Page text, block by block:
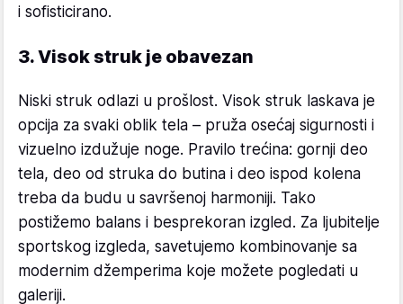
i sofisticirano.
3. Visok struk je obavezan
Niski struk odlazi u prošlost. Visok struk laskava je
opcija za svaki oblik tela – pruža osećaj sigurnosti i
vizuelno izdužuje noge. Pravilo trećina: gornji deo
tela, deo od struka do butina i deo ispod kolena
treba da budu u savršenoj harmoniji. Tako
postižemo balans i besprekoran izgled. Za ljubitelje
sportskog izgleda, savetujemo kombinovanje sa
modernim džemperima koje možete pogledati u
galeriji.